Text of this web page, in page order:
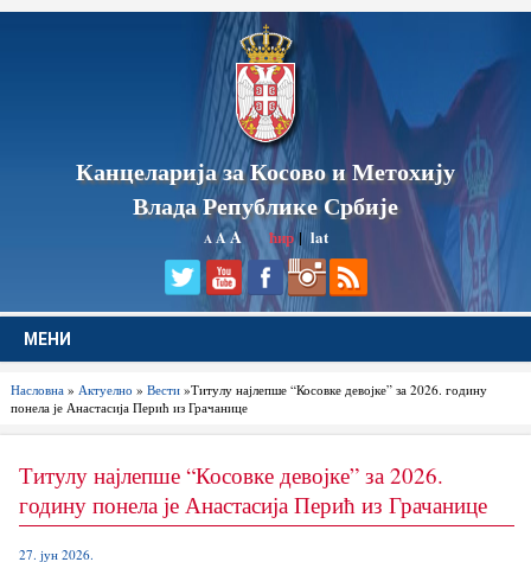
Канцеларија за Косово и Метохију
Влада Републике Србије
A AA ћир|lat
МЕНИ
Насловна» Актуелно » Вести»Титулу најлепше “Косовке девојке” за 2026. годину
понела је Анастасија Перић из Грачанице
Титулу најлепше “Косовке девојке” за 2026.
годину понела је Анастасија Перић из Грачанице
27. јун 2026.